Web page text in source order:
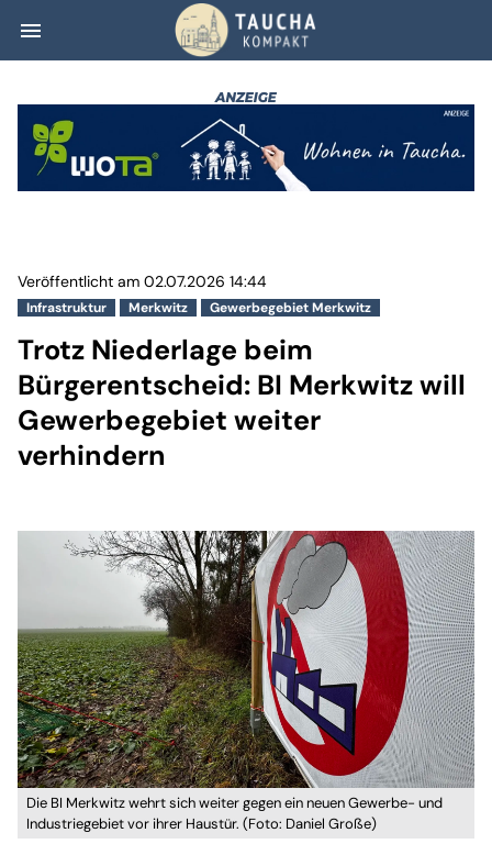
menu Trotz
Infrastruktur Merkwitz Gewerbegebiet Merkwitz
Veröffentlicht am 02.07.2026 14:44
Trotz Niederlage beim
Bürgerentscheid: BI Merkwitz will
Gewerbegebiet weiter
verhindern
Die BI Merkwitz wehrt sich weiter gegen ein neuen Gewerbe- und
Industriegebiet vor ihrer Haustür. (Foto: Daniel Große)